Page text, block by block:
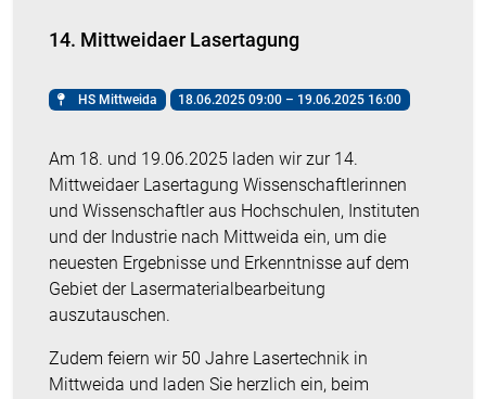
14. Mittweidaer Lasertagung
HS Mittweida 18.06.2025 09:00 – 19.06.2025 16:00
Am 18. und 19.06.2025 laden wir zur 14.
Mittweidaer Lasertagung Wissenschaftlerinnen
und Wissenschaftler aus Hochschulen, Instituten
und der Industrie nach Mittweida ein, um die
neuesten Ergebnisse und Erkenntnisse auf dem
Gebiet der Lasermaterialbearbeitung
auszutauschen.
Zudem feiern wir 50 Jahre Lasertechnik in
Mittweida und laden Sie herzlich ein, beim